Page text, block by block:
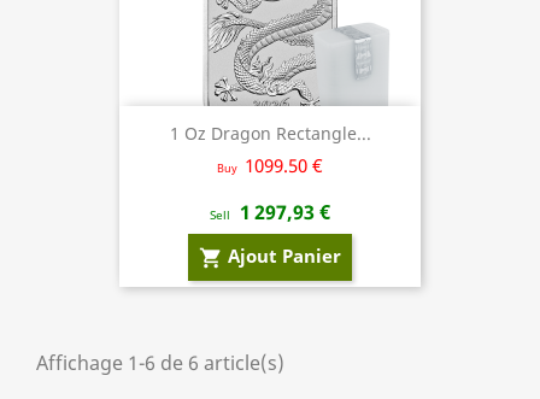
1 Oz Dragon Rectangle...
Buy 1099.50 €
Sell 1 297,93 €
shopping_cart Ajout Panier
Affichage 1-6 de 6 article(s)